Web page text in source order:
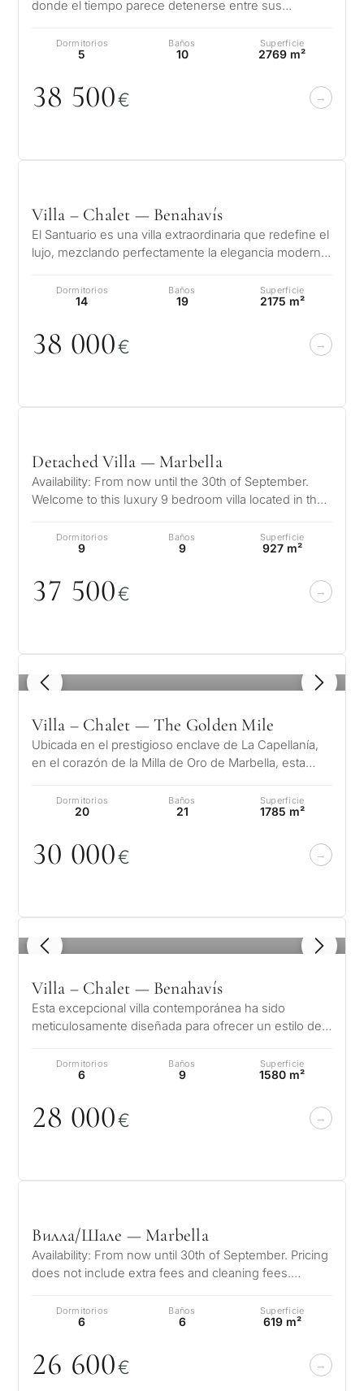
donde el tiempo parece detenerse entre sus
Dormitorios
5
Baños
10
Superficie
2769 m²
38 500€
Villa – Chalet — Benahavís
El Santuario es una villa extraordinaria que redefine el
lujo, mezclando perfectamente la elegancia moderna
Dormitorios
14
Baños
19
Superficie
2175 m²
38 000€
Detached Villa — Marbella
Availability: From now until the 30th of September.
Welcome to this luxury 9 bedroom villa located in the
Dormitorios
9
Baños
9
Superficie
927 m²
37 500€
1 / 8
Villa – Chalet — The Golden Mile
Ubicada en el prestigioso enclave de La Capellanía,
en el corazón de la Milla de Oro de Marbella, esta
Dormitorios
20
Baños
21
Superficie
1785 m²
30 000€
1 / 8
Villa – Chalet — Benahavís
Esta excepcional villa contemporánea ha sido
meticulosamente diseñada para ofrecer un estilo de
Dormitorios
6
Baños
9
Superficie
1580 m²
28 000€
Вилла/Шале — Marbella
Availability: From now until 30th of September. Pricing
does not include extra fees and cleaning fees.
Dormitorios
6
Baños
6
Superficie
619 m²
26 600€
Selección
personalizada